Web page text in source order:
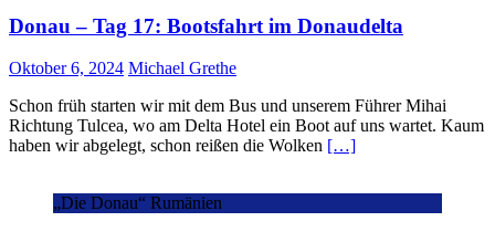
Donau – Tag 17: Bootsfahrt im Donaudelta
Oktober 6, 2024 Michael Grethe
Schon früh starten wir mit dem Bus und unserem Führer Mihai
Richtung Tulcea, wo am Delta Hotel ein Boot auf uns wartet. Kaum
haben wir abgelegt, schon reißen die Wolken […]
„Die Donau“ Rumänien